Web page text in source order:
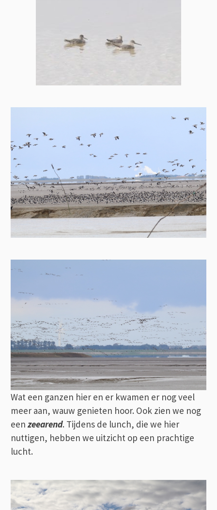
Wat een ganzen hier en er kwamen er nog veel
meer aan, wauw genieten hoor. Ook zien we nog
eenzeearend. Tijdens de lunch, die we hier
nuttigen, hebben we uitzicht op een prachtige
lucht.